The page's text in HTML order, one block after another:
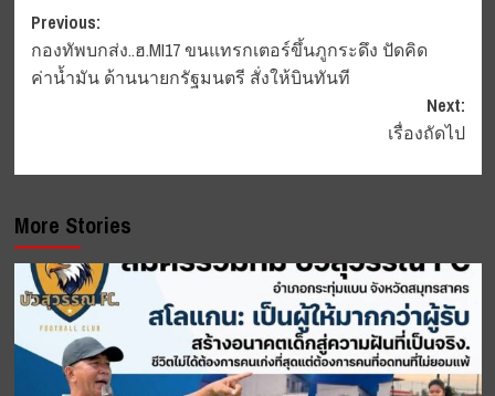
Post
navigation
Previous:
กองทัพบกส่ง..ฮ.MI17 ขนแทรกเตอร์ขึ้นภูกระดึง ปัดคิด
ค่าน้ำมัน ด้านนายกรัฐมนตรี สั่งให้บินทันที
Next:
เรื่องถัดไป
More Stories